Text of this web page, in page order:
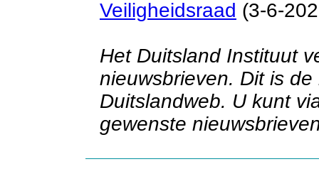
Veiligheidsraad (3-6-
Het Duitsland Instituut
nieuwsbrieven. Dit is
Duitslandweb. U kunt
gewenste